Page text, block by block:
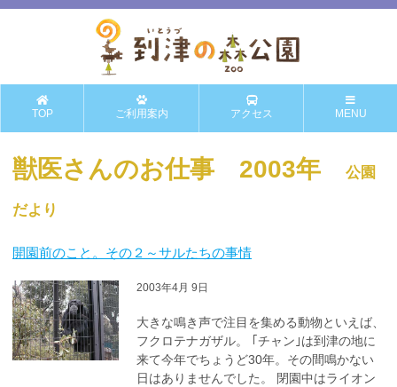
TOP ご利用案内 アクセス MENU
獣医さんのお仕事 2003年 公園
だより
開園前のこと。その２～サルたちの事情
2003年4月 9日
大きな鳴き声で注目を集める動物といえば、
フクロテナガザル。 ｢チャン｣は到津の地に
来て今年でちょうど30年。その間鳴かない
日はありませんでした。 閉園中はライオン